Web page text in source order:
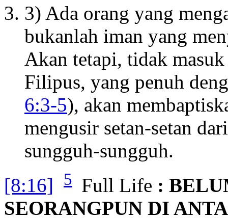
3) Ada orang yang
bukanlah iman yang
Akan tetapi, tidak
Filipus, yang penuh
6:3-5), akan
mengusir setan-setan
sungguh-sungguh.
[8:16]
5 Full Life :
SEORANGPUN DI